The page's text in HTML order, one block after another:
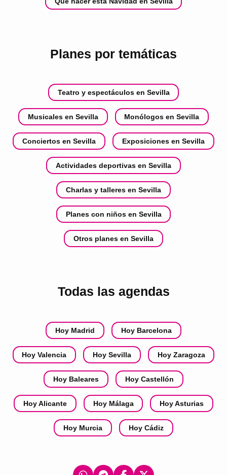
Planes por temáticas
Teatro y espectáculos en Sevilla
Musicales en Sevilla Monólogos en Sevilla
Conciertos en Sevilla Exposiciones en Sevilla
Actividades deportivas en Sevilla
Charlas y talleres en Sevilla
Planes con niños en Sevilla
Otros planes en Sevilla
Todas las agendas
Hoy Madrid Hoy Barcelona
Hoy Valencia Hoy Sevilla Hoy Zaragoza
Hoy Baleares Hoy Castellón
Hoy Alicante Hoy Málaga Hoy Asturias
Hoy Murcia Hoy Cádiz